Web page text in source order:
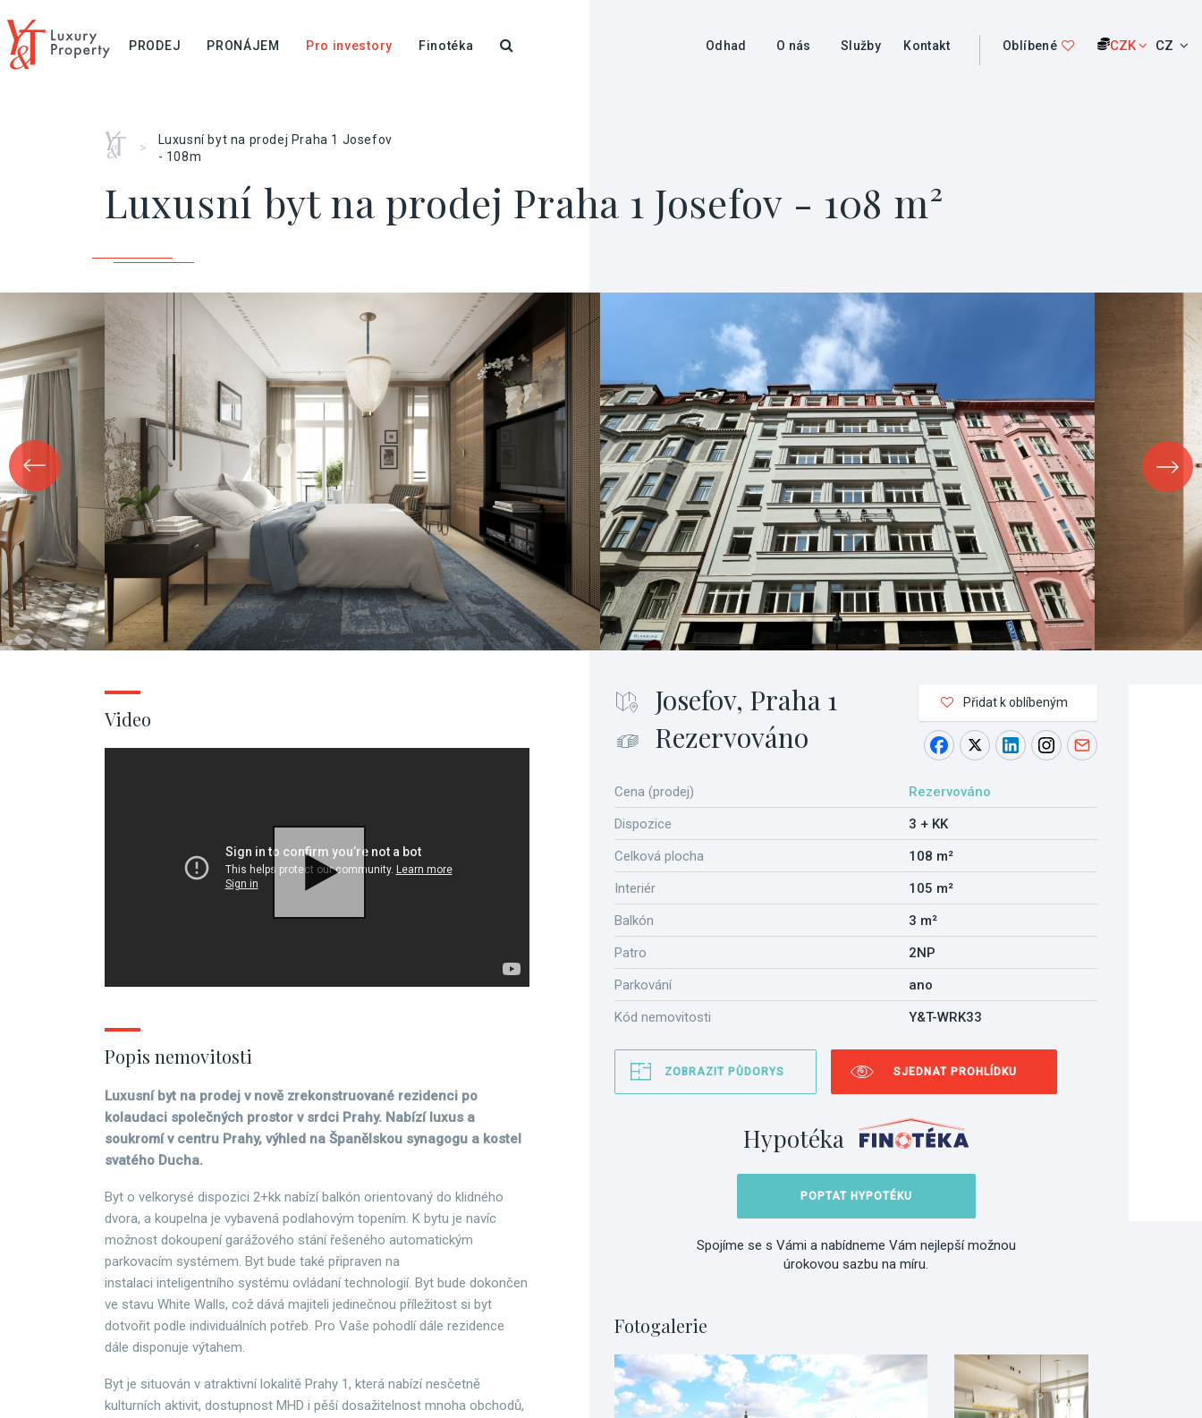
PRODEJ PRONÁJEM Pro investory Finotéka Odhad O nás Služby Kontakt Oblíbené CZK CZ
Home
>
Luxusní byt na prodej Praha 1 Josefov
- 108m
Luxusní byt na prodej Praha 1 Josefov - 108 m²
Josefov, Praha 1
Rezervováno
Přidat k oblíbeným
Cena (prodej)
Rezervováno
Dispozice
3 + KK
Celková plocha
108 m²
Interiér
105 m²
Balkón
3 m²
Patro
2NP
Parkování
ano
Kód nemovitosti
Y&T-WRK33
ZOBRAZIT PŮDORYS SJEDNAT PROHLÍDKU
Hypotéka
POPTAT HYPOTÉKU
Spojíme se s Vámi a nabídneme Vám nejlepší možnou
úrokovou sazbu na míru.
Fotogalerie
Video
Popis nemovitosti
Luxusní byt na prodej v nově zrekonstruované rezidenci po
kolaudaci společných prostor v srdci Prahy. Nabízí luxus a
soukromí v centru Prahy, výhled na Španělskou synagogu a kostel
svatého Ducha.
Byt o velkorysé dispozici 2+kk nabízí balkón orientovaný do klidného
dvora, a koupelna je vybavená podlahovým topením. K bytu je navíc
možnost dokoupení garážového stání řešeného automatickým
parkovacím systémem. Byt bude také připraven na
instalaci inteligentního systému ovládaní technologií. Byt bude dokončen
ve stavu White Walls, což dává majiteli jedinečnou příležitost si byt
dotvořit podle individuálních potřeb. Pro Vaše pohodlí dále rezidence
dále disponuje výtahem.
Byt je situován v atraktivní lokalitě Prahy 1, která nabízí nesčetně
kulturních aktivit, dostupnost MHD i pěší dosažitelnost mnoha obchodů,